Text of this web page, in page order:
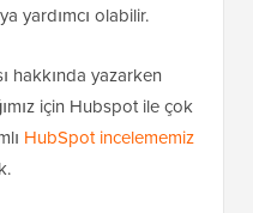
yardımcı olabilir.
hakkında yazarken
için Hubspot ile çok
HubSpot incelememiz